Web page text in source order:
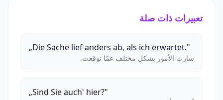
تعبيرات ذات صلة
„Die Sache lief anders ab, als ich erwartet."
سارت الأمور بشكل مختلف عمّا توقعت.
„Sind Sie auch' hier?"